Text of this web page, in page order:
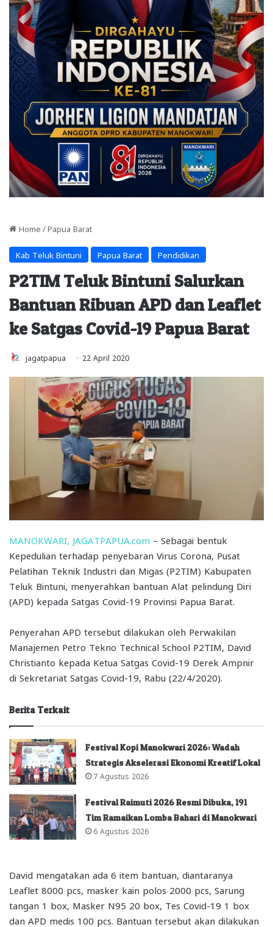
Home / Papua Barat
Kab Teluk Bintuni Papua Barat Pendidikan
P2TIM Teluk Bintuni Salurkan
Bantuan Ribuan APD dan Leaflet
ke Satgas Covid-19 Papua Barat
jagatpapua 22 April 2020
MANOKWARI, JAGATPAPUA.com – Sebagai bentuk
Kepedulian terhadap penyebaran Virus Corona, Pusat
Pelatihan Teknik Industri dan Migas (P2TIM) Kabupaten
Teluk Bintuni, menyerahkan bantuan Alat pelindung Diri
(APD) kepada Satgas Covid-19 Provinsi Papua Barat.
Penyerahan APD tersebut dilakukan oleh Perwakilan
Manajemen Petro Tekno Technical School P2TIM, David
Christianto kepada Ketua Satgas Covid-19 Derek Ampnir
di Sekretariat Satgas Covid-19, Rabu (22/4/2020).
Berita Terkait
Festival Kopi Manokwari 2026: Wadah
Strategis Akselerasi Ekonomi Kreatif Lokal
7 Agustus 2026
Festival Raimuti 2026 Resmi Dibuka, 191
Tim Ramaikan Lomba Bahari di Manokwari
6 Agustus 2026
David mengatakan ada 6 item bantuan, diantaranya
Leaflet 8000 pcs, masker kain polos 2000 pcs, Sarung
tangan 1 box, Masker N95 20 box, Tes Covid-19 1 box
dan APD medis 100 pcs. Bantuan tersebut akan dilakukan